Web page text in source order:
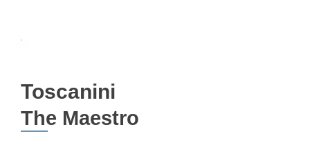
Toscanini
The Maestro